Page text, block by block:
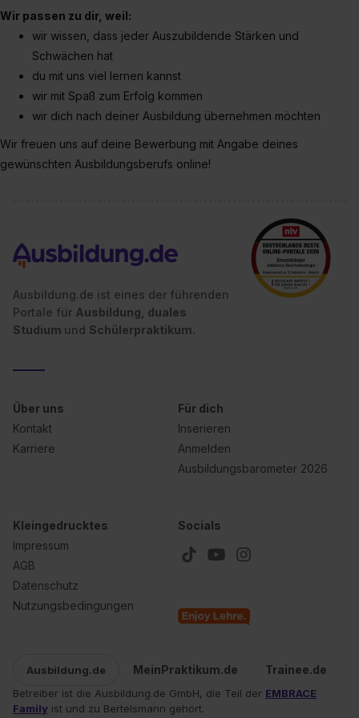
erlauben“. Die Einwilligung zur Platzierung von Cookies
der Kategorien „Präferenzen“, „Statistiken“ und „Social
Media und Marketing“ umfasst hierbei die Einwilligung
zur Übermittlung deiner Daten in die USA (Art. 49 Abs. 1
S. 1 lit. a) DS-GVO). Die USA verfügen über kein
angemessenes Datenschutzniveau (EuGH – Schrems
Wirkung für die Zukunft ganz oder teilweise über unsere
Datenschutzerklärung unter dem Punkt „Datenschutz-
Datenschutzerklärung
Impressum .
Wir passen zu dir, weil:
wir wissen, dass jeder Auszubildende Stärken und
Schwächen hat
du mit uns viel lernen kannst
wir mit Spaß zum Erfolg kommen
wir dich nach deiner Ausbildung übernehmen möchten
Wir freuen uns auf deine Bewerbung mit Angabe deines
gewünschten Ausbildungsberufs online!
Ausbildung.de ist eines der führenden
Portale für Ausbildung, duales
Studium und Schülerpraktikum.
Über uns
Kontakt
Karriere
Für dich
Inserieren
Anmelden
Ausbildungsbarometer 2026
Kleingedrucktes
Impressum
AGB
Datenschutz
Nutzungsbedingungen
Socials
Ausbildung.de MeinPraktikum.de Trainee.de
Betreiber ist die Ausbildung.de GmbH, die Teil der EMBRACE
Family ist und zu Bertelsmann gehört.